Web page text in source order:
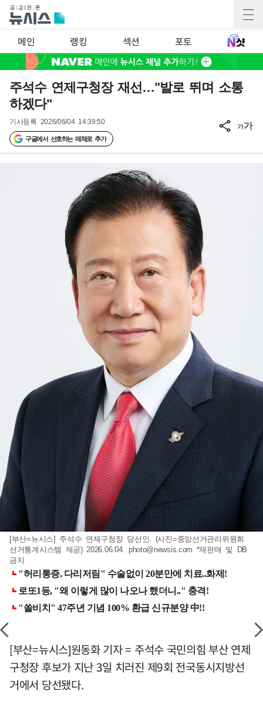
메인 랭킹 섹션 포토
주석수 연제구청장 재선…"발로 뛰며 소통
하겠다"
기사등록 2026/06/04 14:39:50
구글에서 선호하는 매체로 추가
가가
[부산=뉴시스] 주석수 연제구청장 당선인. (사진=중앙선거관리위원회
선거통계시스템 제공) 2026.06.04. photo@newsis.com *재판매 및 DB
금지
[부산=뉴시스]원동화 기자 = 주석수 국민의힘 부산 연제
구청장 후보가 지난 3일 치러진 제9회 전국동시지방선
거에서 당선됐다.